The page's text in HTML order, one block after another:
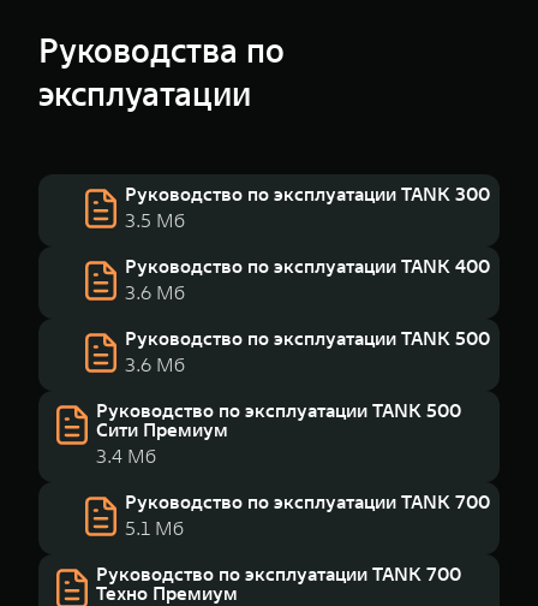
Руководства по
эксплуатации
Руководство по эксплуатации TANK 300
3.5 Мб
Руководство по эксплуатации TANK 400
3.6 Мб
Руководство по эксплуатации TANK 500
3.6 Мб
Руководство по эксплуатации TANK 500
Сити Премиум
3.4 Мб
Руководство по эксплуатации TANK 700
5.1 Мб
Руководство по эксплуатации TANK 700
Техно Премиум